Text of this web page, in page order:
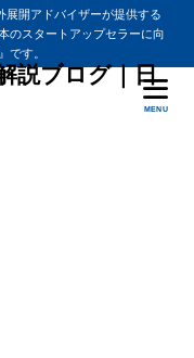
展開アドバイザーが提供する
のスタートアップセラーに向
です。
説ブログ｜日
MENU